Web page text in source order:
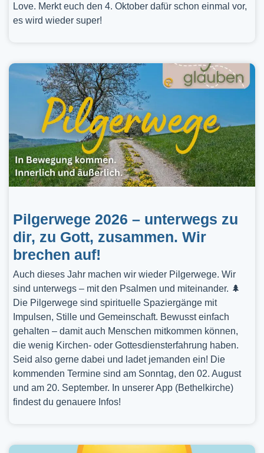
Love. Merkt euch den 4. Oktober dafür schon einmal vor,
es wird wieder super!
Pilgerwege 2026 – unterwegs zu
dir, zu Gott, zusammen. Wir
brechen auf!
Auch dieses Jahr machen wir wieder Pilgerwege. Wir
sind unterwegs – mit den Psalmen und miteinander. 🌲
Die Pilgerwege sind spirituelle Spaziergänge mit
Impulsen, Stille und Gemeinschaft. Bewusst einfach
gehalten – damit auch Menschen mitkommen können,
die wenig Kirchen- oder Gottesdiensterfahrung haben.
Seid also gerne dabei und ladet jemanden ein! Die
kommenden Termine sind am Sonntag, den 02. August
und am 20. September. In unserer App (Bethelkirche)
findest du genauere Infos!